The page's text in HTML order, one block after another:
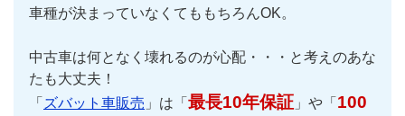
車種が決まっていなくてももちろんOK。
中古車は何となく壊れるのが心配・・・と考えのあな
たも大丈夫！
「 ズバット車販売 」は「 最長10年保証 」や「 100